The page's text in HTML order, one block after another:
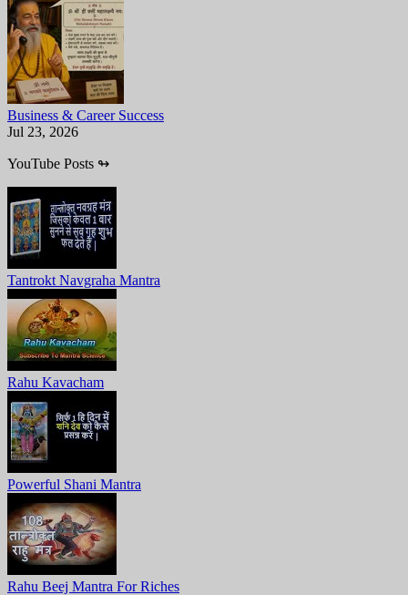
Business & Career Success
Jul 23, 2026
YouTube Posts ↬
Tantrokt Navgraha Mantra
Rahu Kavacham
Powerful Shani Mantra
Rahu Beej Mantra For Riches